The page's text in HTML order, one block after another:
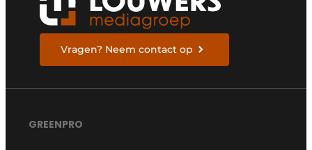
Vragen? Neem contact op
GREENPRO